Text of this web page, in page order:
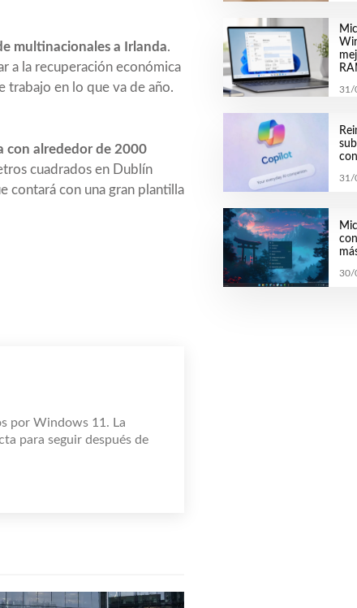
multinacionales a Irlanda.
a la recuperación económica
trabajo en lo que va de año.
con alrededor de 2000
cuadrados en Dublín
contará con una gran plantilla
por Windows 11. La
para seguir después de
31/
31/
30/